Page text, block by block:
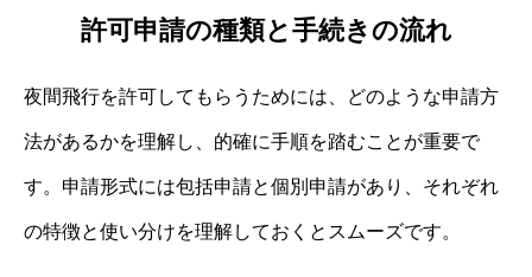
許可申請の種類と手続きの流れ
夜間飛行を許可してもらうためには、どのような申請方
法があるかを理解し、的確に手順を踏むことが重要で
す。申請形式には包括申請と個別申請があり、それぞれ
の特徴と使い分けを理解しておくとスムーズです。